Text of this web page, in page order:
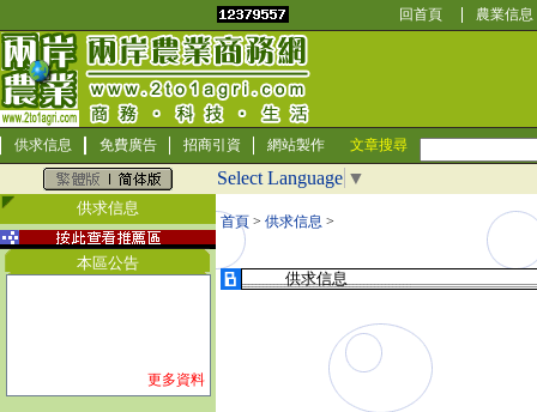
回首頁 農業信息
供求信息 免費廣告 招商引資 網站製作 文章搜尋
Select Language ▼
供求信息
本區公告
更多資料
首頁 > 供求信息 >
供求信息